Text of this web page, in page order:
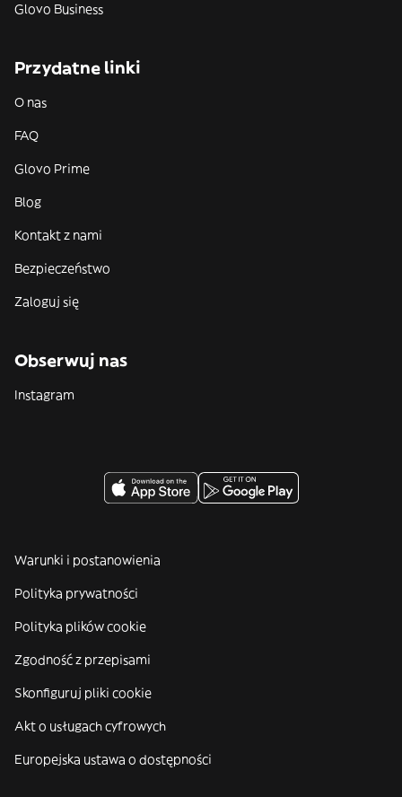
Glovo Business
Przydatne linki
O nas
FAQ
Glovo Prime
Blog
Kontakt z nami
Bezpieczeństwo
Zaloguj się
Obserwuj nas
Instagram
Warunki i postanowienia
Polityka prywatności
Polityka plików cookie
Zgodność z przepisami
Skonfiguruj pliki cookie
Akt o usługach cyfrowych
Europejska ustawa o dostępności